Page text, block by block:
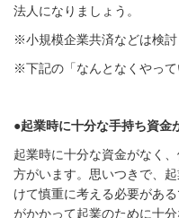
法人になりましょう。
※小規模企業共済などは検討
※下記の「なんとなくやっ
●起業時に十分な手持ち資金
起業時に十分な資金がなく
方がいます。思いつきで、
けて慎重に考える必要があ
がかかって起業のために十